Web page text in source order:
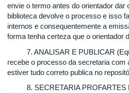
envie o termo antes do orientador dar
biblioteca devolve o processo e isso
internos e consequentemente a
forma tenha certeza que o orientador
7. ANALISAR E PUBLICAR
recebe o processo da secretaria com
estiver tudo correto publica no
8. SECRETARIA PROFARTES